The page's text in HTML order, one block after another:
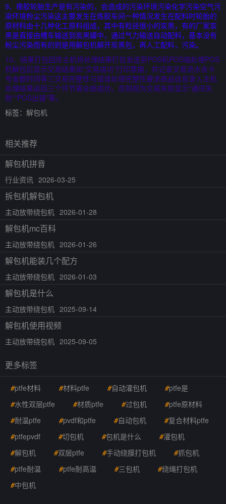
9、橡胶轮胎生产是有污染的，会造成的污染环境污染化学污染空气污
染环境粉尘污染这主要发生在炼胶车间一种情况发生在配料时轮胎的
原材料由十几种化工原料组成，其中有粒径很小的炭黑，有的厂家炭
黑是直接由槽车输送到炭黑罐中，通过气力输送自动配料，基本没有
粉尘污染而有的则是用解包机解开炭黑包，再人工配料，污染。
10、结果打包回传主机将处理结果打包发送至POS机POS端处理POS
机解包后显示交易结果如“交易成功”打印票据，并记录交易流水含卡
号金额时间等三交易完整性与错误处理完整性要求商品信息录入主机
处理结果返回三个环节需全部成功，否则视为交易失败显示“通讯失
败”“POS出错”等。
标签： 解包机
相关推荐
解包机拼音
行业资讯 2026-03-25
拆包机解包机
主动放带绕包机 2026-01-28
解包机mc百科
主动放带绕包机 2026-01-26
解包机能装几个配方
主动放带绕包机 2026-01-03
解包机是什么
主动放带绕包机 2025-09-14
解包机使用视频
主动放带绕包机 2025-09-05
更多标签
#ptfe材料 #材料ptfe #自动灌包机 #ptfe是
#水性双层ptfe #材质ptfe #过包机 #ptfe原材料
#耐温ptfe #pvdf和ptfe #自动包机 #复合材料ptfe
#ptfepvdf #切包机 #包机是什么 #灌包机
#解包机 #双层ptfe #手动绕膜打包机 #抓包机
#ptfe耐温 #ptfe耐高温 #三包机 #绕绳打包机
#中包机